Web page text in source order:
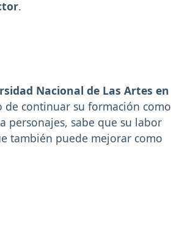
.
Nacional de Las Artes en
de continuar su formación como
personajes, sabe que su labor
también puede mejorar como